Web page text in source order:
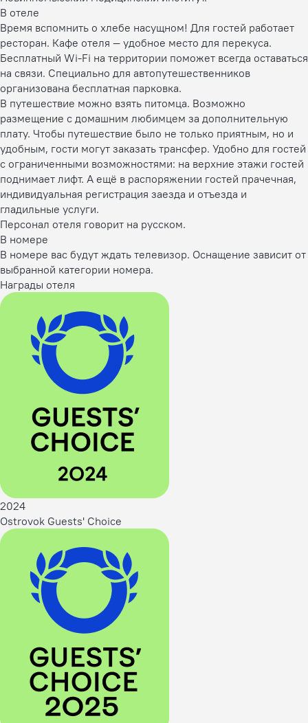
В отеле
Время вспомнить о хлебе насущном! Для гостей работает
ресторан. Кафе отеля — удобное место для перекуса.
Бесплатный Wi-Fi на территории поможет всегда оставаться
на связи. Специально для автопутешественников
организована бесплатная парковка.
В путешествие можно взять питомца. Возможно
размещение с домашним любимцем за дополнительную
плату. Чтобы путешествие было не только приятным, но и
удобным, гости могут заказать трансфер. Удобно для гостей
с ограниченными возможностями: на верхние этажи гостей
поднимает лифт. А ещё в распоряжении гостей прачечная,
индивидуальная регистрация заезда и отъезда и
гладильные услуги.
Персонал отеля говорит на русском.
В номере
В номере вас будут ждать телевизор. Оснащение зависит от
выбранной категории номера.
Награды отеля
2024
Ostrovok Guests' Choice